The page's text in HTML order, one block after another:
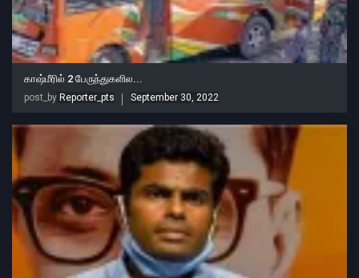
காஷ்மீரில் 2 பேருந்துகளில...
post_by Reporter_pts September 30, 2022